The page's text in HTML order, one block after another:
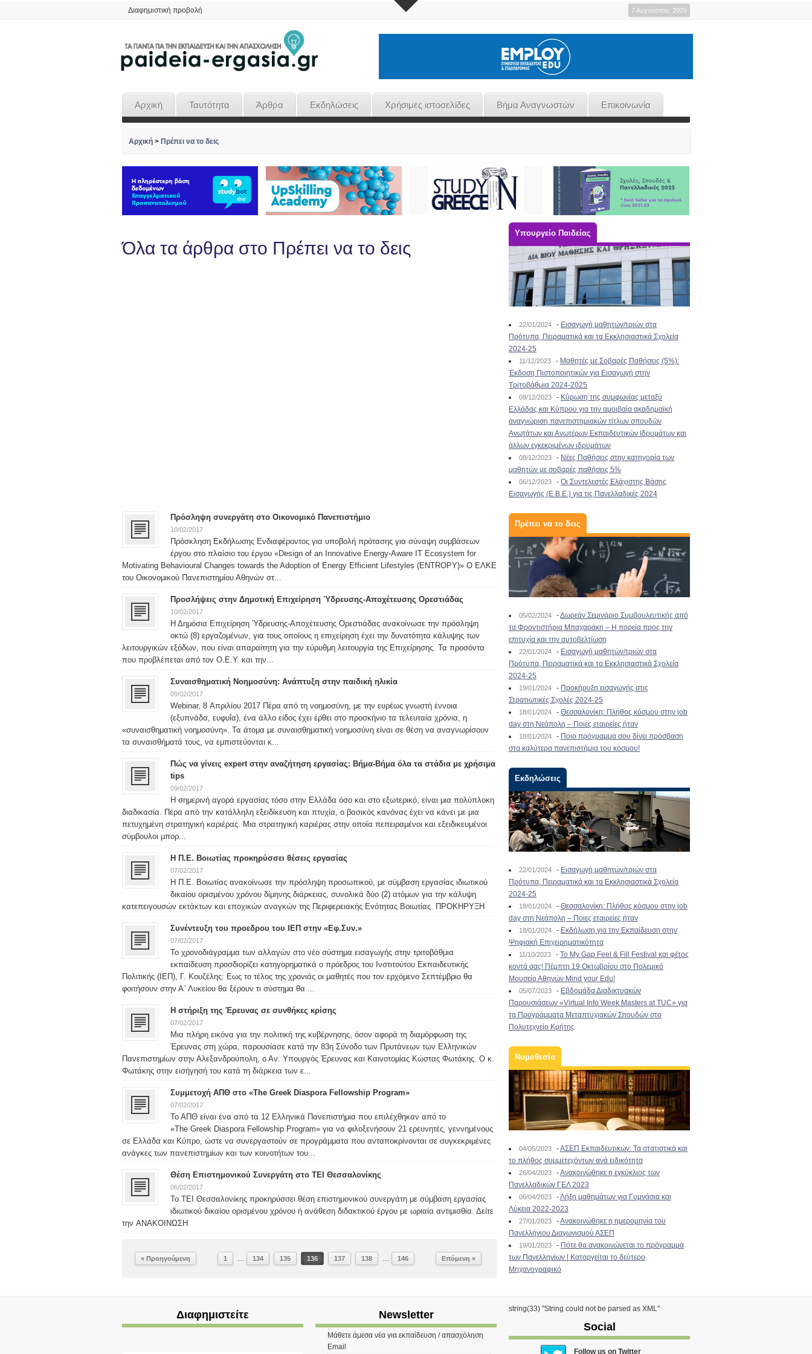
Διαφημιστική προβολή 7 Αυγούστου, 2026
Αρχική Ταυτότητα Άρθρα Εκδηλώσεις Χρήσιμες ιστοσελίδες Βήμα Αναγνωστών Επικοινωνία
Αρχική > Πρέπει να το δεις
Όλα τα άρθρα στο Πρέπει να το δεις
Πρόσληψη συνεργάτη στο Οικονομικό Πανεπιστήμιο
10/02/2017
Πρόσκληση Εκδήλωσης Ενδιαφέροντος για υποβολή πρότασης για σύναψη συμβάσεων
έργου στο πλαίσιο του έργου «Design of an Innovative Energy-Aware IT Ecosystem for
Motivating Behavioural Changes towards the Adoption of Energy Efficient Lifestyles (ENTROPY)» Ο ΕΛΚΕ
του Οικονομικού Πανεπιστημίου Αθηνών στ...
Προσλήψεις στην Δημοτική Επιχείρηση Ύδρευσης-Αποχέτευσης Ορεστιάδας
10/02/2017
Η Δημόσια Επιχείρηση Ύδρευσης-Αποχέτευσης Ορεστιάδας ανακοίνωσε την πρόσληψη
οκτώ (8) εργαζομένων, για τους οποίους η επιχείρηση έχει την δυνατότητα κάλυψης των
λειτουργικών εξόδων, που είναι απαραίτητη για την εύρυθμη λειτουργία της Επιχείρησης. Τα προσόντα
που προβλέπεται από τον Ο.Ε.Υ. και την...
Συναισθηματική Νοημοσύνη: Ανάπτυξη στην παιδική ηλικία
09/02/2017
Webinar, 8 Απριλίου 2017 Πέρα από τη νοημοσύνη, με την ευρέως γνωστή έννοια
(εξυπνάδα, ευφυΐα), ένα άλλο είδος έχει έρθει στο προσκήνιο τα τελευταία χρόνια, η
«συναισθηματική νοημοσύνη». Τα άτομα με συναισθηματική νοημοσύνη είναι σε θέση να αναγνωρίσουν
τα συναισθήματά τους, να εμπιστεύονται κ...
Πώς να γίνεις expert στην αναζήτηση εργασίας: Βήμα-Βήμα όλα τα στάδια με χρήσιμα
tips
09/02/2017
Η σημερινή αγορά εργασίας τόσο στην Ελλάδα όσο και στο εξωτερικό, είναι μια πολύπλοκη
διαδικασία. Πέρα από την κατάλληλη εξειδίκευση και πτυχία, ο βασικός κανόνας έχει να κάνει με μια
πετυχημένη στρατηγική καριέρας. Μια στρατηγική καριέρας στην οποία πεπειραμένοι και εξειδικευμένοι
σύμβουλοι μπορ...
Η Π.Ε. Βοιωτίας προκηρύσσει θέσεις εργασίας
07/02/2017
Η Π.Ε. Βοιωτίας ανακοίνωσε την πρόσληψη προσωπικού, με σύμβαση εργασίας ιδιωτικού
δικαίου ορισμένου χρόνου δίμηνης διάρκειας, συνολικά δύο (2) ατόμων για την κάλυψη
κατεπειγουσών εκτάκτων και εποχικών αναγκών της Περιφερειακής Ενότητας Βοιωτίας. ΠΡΟΚΗΡΥΞΗ
Συνέντευξη του προεδρου του ΙΕΠ στην «Εφ.Συν.»
07/02/2017
Το χρονοδιάγραμμα των αλλαγών στο νέο σύστημα εισαγωγής στην τριτοβάθμια
εκπαίδευση προσδιορίζει κατηγορηματικά ο πρόεδρος του Ινστιτούτου Εκπαιδευτικής
Πολιτικής (ΙΕΠ), Γ. Κουζέλης: Εως το τέλος της χρονιάς οι μαθητές που τον ερχόμενο Σεπτέμβριο θα
φοιτήσουν στην Α΄ Λυκείου θα ξέρουν τι σύστημα θα ...
Η στήριξη της Έρευνας σε συνθήκες κρίσης
07/02/2017
Μια πλήρη εικόνα για την πολιτική της κυβέρνησης, όσον αφορά τη διαμόρφωση της
Έρευνας στη χώρα, παρουσίασε κατά την 83η Σύνοδο των Πρυτάνεων των Ελληνικών
Πανεπιστημίων στην Αλεξανδρούπολη, ο Αν. Υπουργός Έρευνας και Καινοτομίας Κώστας Φωτάκης. Ο κ.
Φωτάκης στην εισήγησή του κατά τη διάρκεια των ε...
Συμμετοχή ΑΠΘ στο «The Greek Diaspora Fellowship Program»
07/02/2017
Το ΑΠΘ είναι ένα από τα 12 Ελληνικά Πανεπιστήμια που επιλέχθηκαν από το
«The Greek Diaspora Fellowship Program» για να φιλοξενήσουν 21 ερευνητές, γεννημένους
σε Ελλάδα και Κύπρο, ώστε να συνεργαστούν σε προγράμματα που ανταποκρίνονται σε συγκεκριμένες
ανάγκες των πανεπιστημίων και των κοινοτήτων του...
Θέση Επιστημονικού Συνεργάτη στο ΤΕΙ Θεσσαλονίκης
06/02/2017
Το ΤΕΙ Θεσσαλονίκης προκηρύσσει θέση επιστημονικού συνεργάτη με σύμβαση εργασίας
ιδιωτικού δικαίου ορισμένου χρόνου ή ανάθεση διδακτικού έργου με ωριαία αντιμισθία. Δείτε
την ΑΝΑΚΟΙΝΩΣΗ
« Προηγούμενη 1 … 134 135 136 137 138 … 146 Επόμενη »
Υπουργείο Παιδείας
22/01/2024 - Εισαγωγή μαθητών/τριών στα
Πρότυπα, Πειραματικά και τα Εκκλησιαστικά Σχολεία
2024-25
11/12/2023 - Μαθητές με Σοβαρές Παθήσεις (5%):
Έκδοση Πιστοποιητικών για Εισαγωγή στην
Τριτοβάθμια 2024-2025
08/12/2023 - Κύρωση της συμφωνίας μεταξύ
Ελλάδας και Κύπρου για την αμοιβαία ακαδημαϊκή
αναγνώριση πανεπιστημιακών τίτλων σπουδών
Ανωτάτων και Ανωτέρων Εκπαιδευτικών Ιδρυμάτων και
άλλων εγκεκριμένων ιδρυμάτων
08/12/2023 - Νέες Παθήσεις στην κατηγορία των
μαθητών με σοβαρές παθήσεις 5%
06/12/2023 - Οι Συντελεστές Ελάχιστης Βάσης
Εισαγωγής (Ε.Β.Ε.) για τις Πανελλαδικές 2024
Πρέπει να το δεις
05/02/2024 -Δωρεάν Σεμινάριο Συμβουλευτικής από
τα Φροντιστήρια Μπαχαράκη – Η πορεία προς την
επιτυχία και την αυτοβελτίωση
22/01/2024 - Εισαγωγή μαθητών/τριών στα
Πρότυπα, Πειραματικά και τα Εκκλησιαστικά Σχολεία
2024-25
19/01/2024 - Προκήρυξη εισαγωγής στις
Στρατιωτικές Σχολές 2024-25
18/01/2024 - Θεσσαλονίκη: Πλήθος κόσμου στην job
day στη Νεάπολη – Ποιες εταιρείες ήταν
18/01/2024 - Ποιο πρόγραμμα σου δίνει πρόσβαση
στα καλύτερα πανεπιστήμια του κόσμου!
Εκδηλώσεις
22/01/2024 - Εισαγωγή μαθητών/τριών στα
Πρότυπα, Πειραματικά και τα Εκκλησιαστικά Σχολεία
2024-25
18/01/2024 - Θεσσαλονίκη: Πλήθος κόσμου στην job
day στη Νεάπολη – Ποιες εταιρείες ήταν
18/01/2024 - Εκδήλωση για την Εκπαίδευση στην
Ψηφιακή Επιχειρηματικότητα
11/10/2023 - To My Gap Feel & Fill Festival και φέτος
κοντά σας! Πέμπτη 19 Οκτωβρίου στο Πολεμικό
Μουσείο Αθηνών Mind your Edu!
05/07/2023 - Εβδομάδα Διαδικτυακών
Παρουσιάσεων «Virtual Info Week Masters at TUC» για
τα Προγράμματα Μεταπτυχιακών Σπουδών στο
Πολυτεχνείο Κρήτης
Νομοθεσία
04/05/2023 -ΑΣΕΠ Εκπαιδευτικών: Τα στατιστικά και
το πλήθος συμμετεχόντων ανά ειδικότητα
26/04/2023 -Ανακοινώθηκε η εγκύκλιος των
Πανελλαδικών ΓΕΛ 2023
06/04/2023 -Λήξη μαθημάτων για Γυμνάσια και
Λύκεια 2022-2023
27/01/2023 -Ανακοινώθηκε η ημερομηνία του
Πανελλήνιου Διαγωνισμού ΑΣΕΠ
19/01/2023 - Πότε θα ανακοινώνεται το πρόγραμμα
των Πανελληνίων | Καταργείται το δεύτερο
Μηχανογραφικό
Διαφημιστείτε Newsletter
Μάθετε άμεσα νέα για εκπαίδευση / απασχόληση
Email
string(33) "String could not be parsed as XML"
Social
Follow us on Twitter